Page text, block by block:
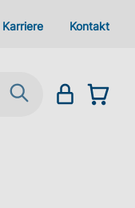
Karriere Kontakt